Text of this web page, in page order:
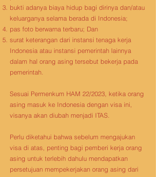
bukti adanya biaya hidup bagi dirinya dan/atau
keluarganya selama berada di Indonesia;
pas foto berwarna terbaru; Dan
surat keterangan dari instansi tenaga kerja
Indonesia atau instansi pemerintah lainnya
dalam hal orang asing tersebut bekerja pada
pemerintah.
Sesuai Permenkum HAM 22/2023, ketika orang
asing masuk ke Indonesia dengan visa ini,
visanya akan diubah menjadi ITAS.
Perlu diketahui bahwa sebelum mengajukan
visa di atas, penting bagi pemberi kerja orang
asing untuk terlebih dahulu mendapatkan
persetujuan mempekerjakan orang asing dari